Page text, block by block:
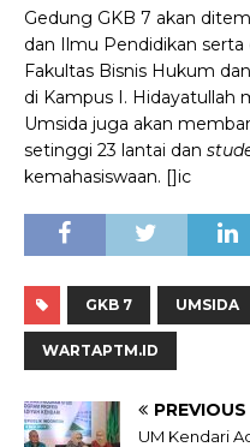
Gedung GKB 7 akan
dan Ilmu Pendidikan
Fakultas Bisnis Hukum
di Kampus I. Hidayatullah
Umsida juga akan
setinggi 23 lantai dan
kemahasiswaan. []ic
GKB 7 UMSIDA
WARTAPTM.ID
PREVIOUS
UM Kendari